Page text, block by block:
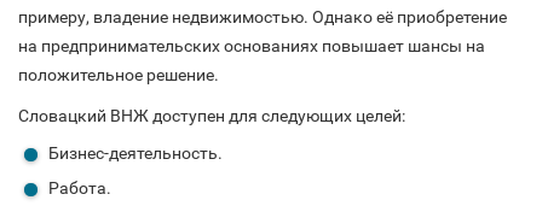
примеру, владение недвижимостью. Однако её приобретение
на предпринимательских основаниях повышает шансы на
положительное решение.
Словацкий ВНЖ доступен для следующих целей:
Бизнес-деятельность.
Работа.